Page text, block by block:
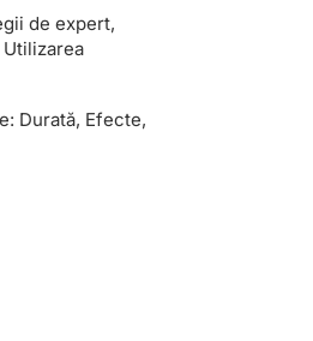
de expert,
Durată, Efecte,